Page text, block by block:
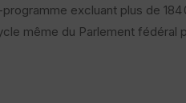
excluant plus de 184
même du Parlement fédéral